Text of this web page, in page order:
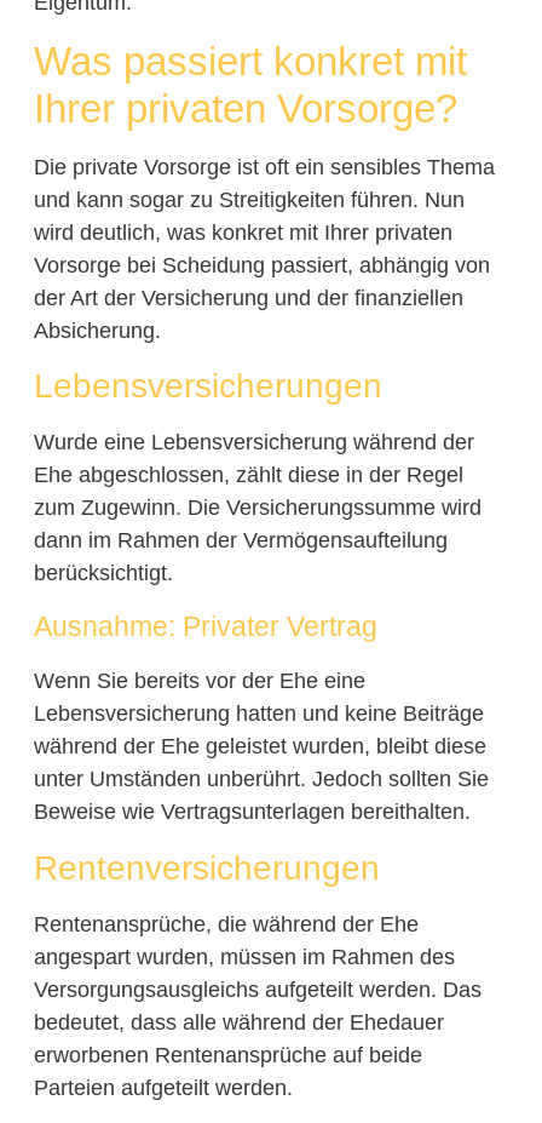
Was passiert konkret mit
Ihrer privaten Vorsorge?
Die private Vorsorge ist oft ein sensibles Thema
und kann sogar zu Streitigkeiten führen. Nun
wird deutlich, was konkret mit Ihrer privaten
Vorsorge bei Scheidung passiert, abhängig von
der Art der Versicherung und der finanziellen
Absicherung.
Lebensversicherungen
Wurde eine Lebensversicherung während der
Ehe abgeschlossen, zählt diese in der Regel
zum Zugewinn. Die Versicherungssumme wird
dann im Rahmen der Vermögensaufteilung
berücksichtigt.
Ausnahme: Privater Vertrag
Wenn Sie bereits vor der Ehe eine
Lebensversicherung hatten und keine Beiträge
während der Ehe geleistet wurden, bleibt diese
unter Umständen unberührt. Jedoch sollten Sie
Beweise wie Vertragsunterlagen bereithalten.
Rentenversicherungen
Rentenansprüche, die während der Ehe
angespart wurden, müssen im Rahmen des
Versorgungsausgleichs aufgeteilt werden. Das
bedeutet, dass alle während der Ehedauer
erworbenen Rentenansprüche auf beide
Parteien aufgeteilt werden.